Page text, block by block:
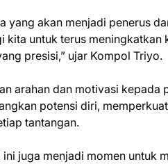
yang akan menjadi penerus
kita untuk terus
presisi,” ujar Kompol Triyo.
arahan dan motivasi kepada
potensi diri,
tantangan.
ini juga menjadi momen untuk